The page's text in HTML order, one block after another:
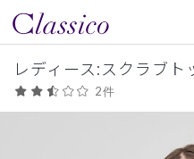
レディース:スクラブ
2件